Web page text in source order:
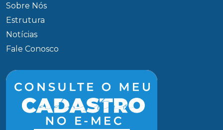
Sobre Nós
Estrutura
Notícias
Fale Conosco